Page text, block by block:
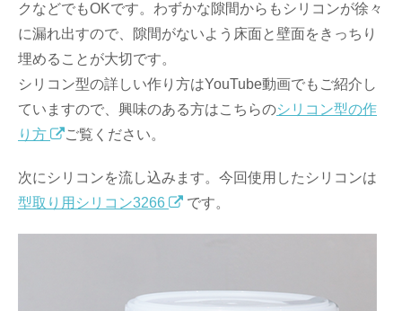
クなどでもOKです。わずかな隙間からもシリコンが徐々
に漏れ出すので、隙間がないよう床面と壁面をきっちり
埋めることが大切です。
シリコン型の詳しい作り方はYouTube動画でもご紹介し
ていますので、興味のある方はこちらのシリコン型の作
り方
ご覧ください。
次にシリコンを流し込みます。今回使用したシリコンは
型取り用シリコン3266
です。